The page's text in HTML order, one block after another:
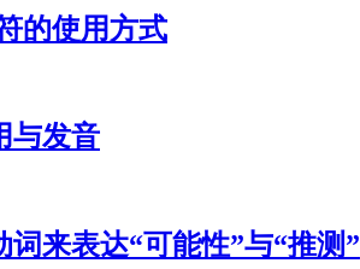
的使用方式
与发音
词来表达“可能性”与“推测”